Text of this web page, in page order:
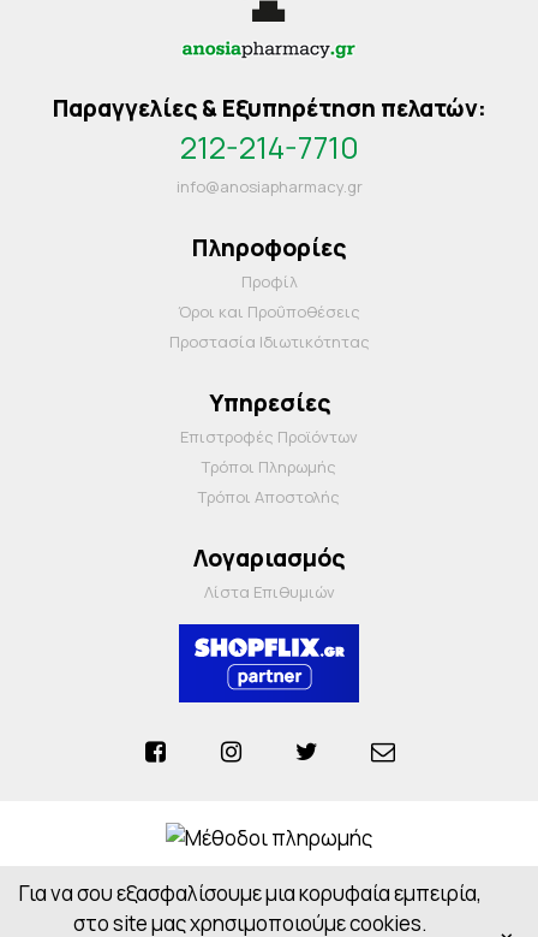
Παραγγελίες & Εξυπηρέτηση πελατών:
212-214-7710
info@anosiapharmacy.gr
Πληροφορίες
Προφίλ
Όροι και Προΰποθέσεις
Προστασία Ιδιωτικότητας
Υπηρεσίες
Επιστροφές Προϊόντων
Τρόποι Πληρωμής
Τρόποι Αποστολής
Λογαριασμός
Λίστα Επιθυμιών
Anosiapharmacy © 2026 - All Rights Reserved
Powered byCloudOn
Για να σου εξασφαλίσουμε μια κορυφαία εμπειρία,
στο site μας χρησιμοποιούμε cookies.